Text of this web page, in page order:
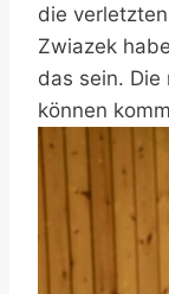
die
Zwiazek
das sein.
können